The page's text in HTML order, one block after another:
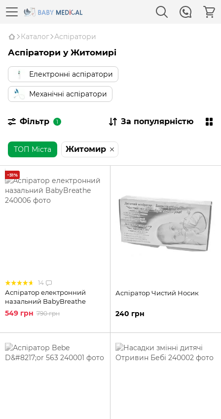
Каталог Аспіратори
Аспіратори у Житомирі
Електронні аспіратори
Механічні аспіратори
Фільтр 1 За популярністю
ТОП Міста Житомир
−31%
14
Аспіратор електронний
назальний BabyBreathe
549 грн 790 грн
Аспіратор Чистий Носик
240 грн